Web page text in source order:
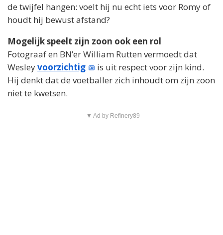
de twijfel hangen: voelt hij nu echt iets voor Romy of
houdt hij bewust afstand?
Mogelijk speelt zijn zoon ook een rol
Fotograaf en BN’er William Rutten vermoedt dat
Wesleyvoorzichtig
is uit respect voor zijn kind.
Hij denkt dat de voetballer zich inhoudt om zijn zoon
niet te kwetsen.
▼ Ad by Refinery89